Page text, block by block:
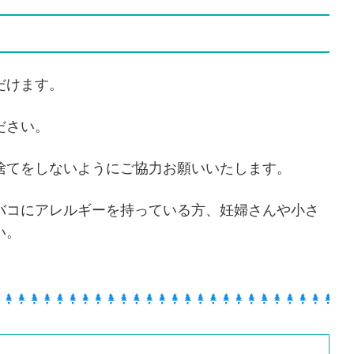
ます。
い。
をしないようにご協力お願いいたします。
にアレルギーを持っている方、妊婦さんや小さ